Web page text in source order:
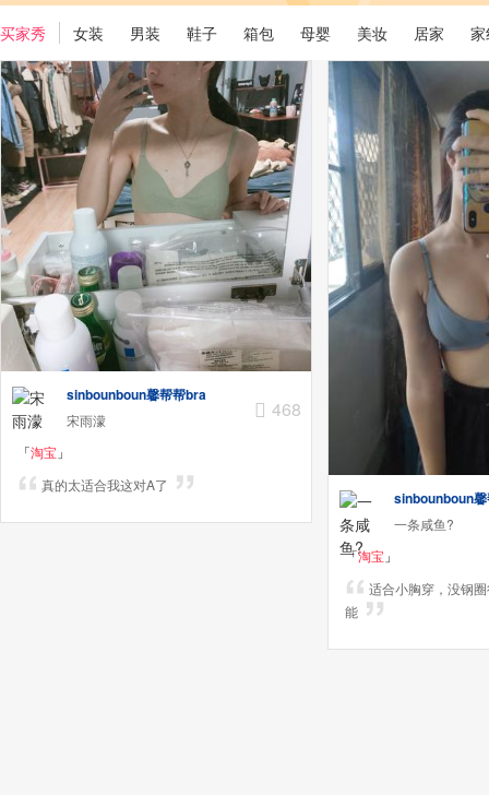
买家秀 女装 男装 鞋子 箱包 母婴 美妆 居家
sinbounboun馨帮帮bra
宋雨濛 468
「淘宝 」
真的太适合我这对A了
sinbounboun
一条咸鱼?
「淘宝 」
适合小胸穿，没钢
能